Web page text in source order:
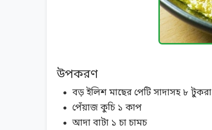
উপকরণ
বড় ইলিশ মাছের পেটি সাদাসহ ৮ টুকরা
পেঁয়াজ কুচি ১ কাপ
আদা বাটা ১ চা চামচ